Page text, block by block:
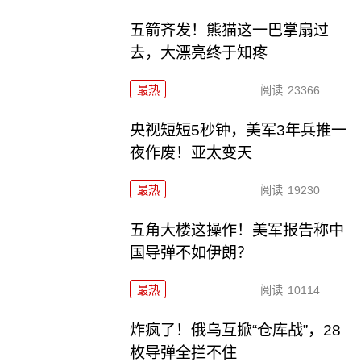
五箭齐发！熊猫这一巴掌扇过
去，大漂亮终于知疼
最热 阅读 23366
央视短短5秒钟，美军3年兵推一
夜作废！亚太变天
最热 阅读 19230
五角大楼这操作！美军报告称中
国导弹不如伊朗？
最热 阅读 10114
炸疯了！俄乌互掀“仓库战”，28
枚导弹全拦不住